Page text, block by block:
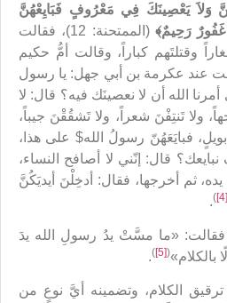
وَلاَ يَعْصِينَكَ فِي مَعْرُوفٍ فَبَايِعْهُنَّ
غَفُورٌ رَحِيمٌ﴾
(الممتحنة: 12)، فقالت
وقتلتَهم كباراً، وقالت أمُّ حكيم
عند عكرمة بن أبي جهل: يا رسول
الله أن لا نعصينَك فيه؟ قال: لا
ولا تَنتِفْنَ شعراً، ولا تَشقُقْنَ جيباً،
فبايَعَهُنّ رسولُ الله$ على هذا،
قال: إنّني لا أصافح النساء،
ثم أخرجها، فقال: أدخِلْنَ أيديَكُنَّ
[4]
)
.
«ما مسَّتْ يدُ رسولِ الله يدَ
بالكلام»(
[5]
)
.
الكلام، وتضمينه أيَّ نوعٍ من